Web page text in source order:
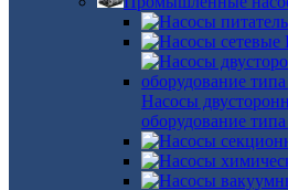
Насосы
оборудование